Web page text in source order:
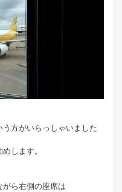
方がいらっしゃいました
します。
ら右側の座席は